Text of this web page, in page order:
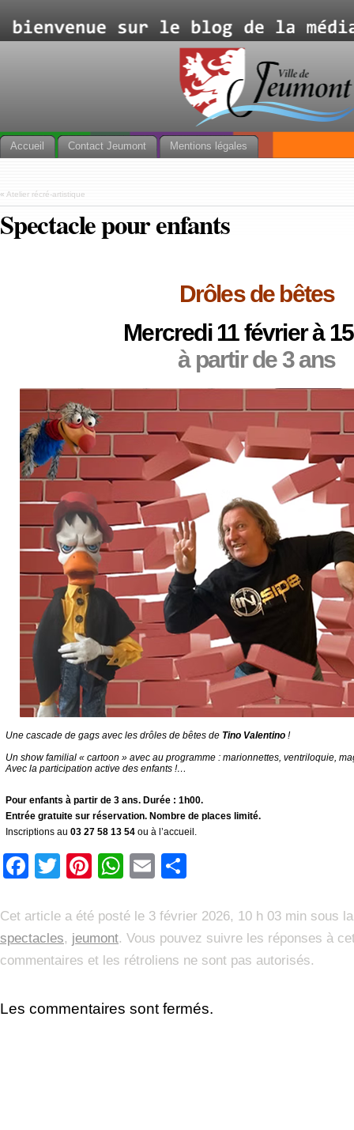
Accueil Contact Jeumont Mentions légales
« Atelier récré-artistique
Spectacle pour enfants
Drôles de bêtes
Mercredi 11 février à
à partir de 3 ans
Une cascade de gags avec les drôles de bêtes de Tino Valentino!
Un show familial « cartoon » avec au programme : marionnettes, ventriloquie,
Avec la participation active des enfants !…
Pour enfants à partir de 3 ans. Durée : 1h00.
Entrée gratuite sur réservation. Nombre de places limité.
Inscriptions au 03 27 58 13 54ou à l’accueil.
Facebook
TwitterPinterest
WhatsApp
Email
Cet article a été posté le 3 février 2026, 10 h 03 min sous
spectacles, jeumont. Vous pouvez suivre les réponses à
commentaires et les rétroliens ne sont pas autorisés.
Les commentaires sont fermés.